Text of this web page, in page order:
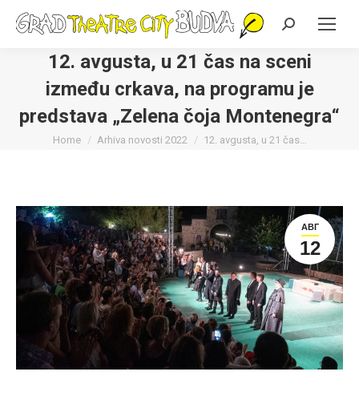
Search:
12. avgusta, u 21 čas na sceni
između crkava, na programu je
predstava „Zelena čoja Montenegra“
You are here:
Home Arhiva novosti 2022 12. avgusta, u 21 čas…
АВГ
12